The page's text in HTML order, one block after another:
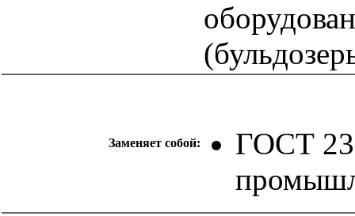
Заменяет собой:
ГОСТ